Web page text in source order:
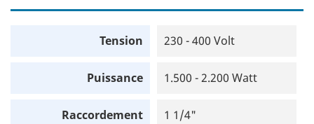
Tension 230 - 400 Volt
Puissance 1.500 - 2.200 Watt
Raccordement
1 1/4"